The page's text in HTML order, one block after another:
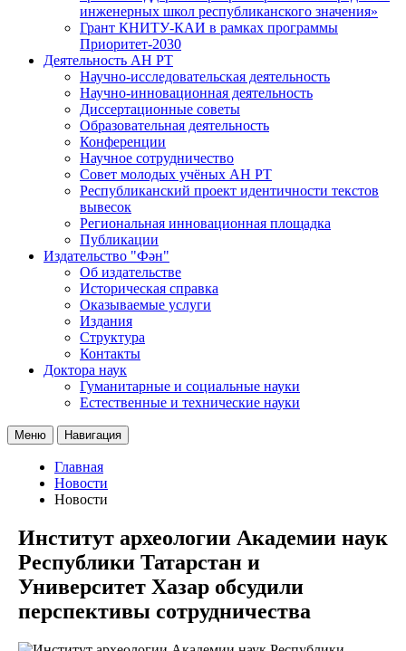
инженерных школ республиканского значения»
Грант КНИТУ-КАИ в рамках программы
Приоритет-2030
Деятельность АН РТ
Научно-исследовательская деятельность
Научно-инновационная деятельность
Диссертационные советы
Образовательная деятельность
Конференции
Научное сотрудничество
Совет молодых учёных АН РТ
Республиканский проект идентичности текстов
вывесок
Региональная инновационная площадка
Публикации
Издательство "Фән"
Об издательстве
Историческая справка
Оказываемые услуги
Издания
Структура
Контакты
Доктора наук
Гуманитарные и социальные науки
Естественные и технические науки
Меню Навигация
Главная
Новости
Новости
Институт археологии Академии наук
Республики Татарстан и
Университет Хазар обсудили
перспективы сотрудничества